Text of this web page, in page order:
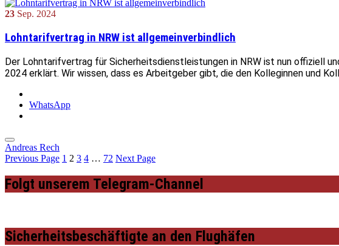
23 Sep. 2024
Lohntarifvertrag in NRW ist allgemeinverbindlich
Der Lohntarifvertrag für Sicherheitsdienstleistungen in NRW ist nun offiziell
2024 erklärt. Wir wissen, dass es Arbeitgeber gibt, die den Kolleginnen und
WhatsApp
Andreas Rech
Previous Page 1 2 3 4 … 72 Next Page
Folgt unserem Telegram-Channel
Sicherheitsbeschäftigte an den Flughäfen